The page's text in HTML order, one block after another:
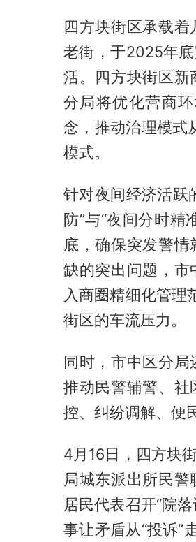
四方块街区承载
老街，于2025年
活。四方块街区新
分局将优化营商
念，推动治理模式
模式。
针对夜间经济活跃
防”与“夜间分时
底，确保突发警
缺的突出问题，市
入商圈精细化管理
街区的车流压力。
同时，市中区分局
推动民警辅警、社
控、纠纷调解、便
4月16日，四方块
局城东派出所民
居民代表召开“院
事让矛盾从“投诉”